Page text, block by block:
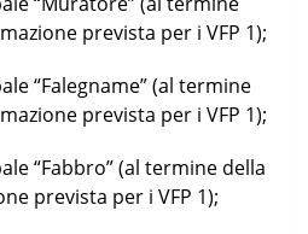
prevista per i VFP 1);
“Falegname” (al termine
prevista per i VFP 1);
“Fabbro” (al termine della
prevista per i VFP 1);